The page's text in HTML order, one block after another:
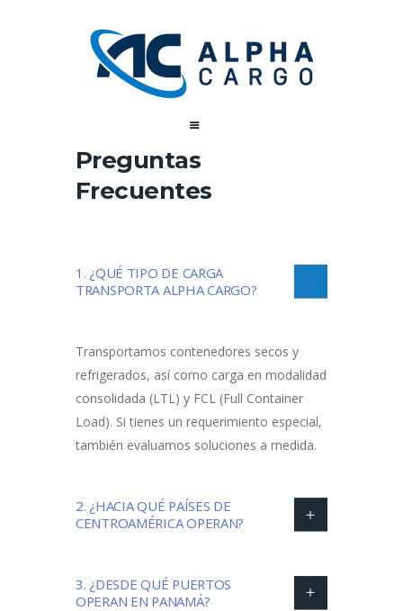
Preguntas
Frecuentes
1. ¿QUÉ TIPO DE CARGA
TRANSPORTA ALPHA CARGO?
Transportamos contenedores secos y
refrigerados, así como carga en modalidad
consolidada (LTL) y FCL (Full Container
Load). Si tienes un requerimiento especial,
también evaluamos soluciones a medida.
2. ¿HACIA QUÉ PAÍSES DE
CENTROAMÉRICA OPERAN?
3. ¿DESDE QUÉ PUERTOS
OPERAN EN PANAMÁ?